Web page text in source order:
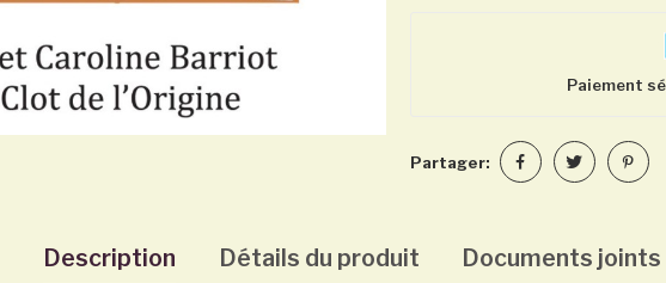
Paiement
Partager:
Description Détails du produit Documents joints